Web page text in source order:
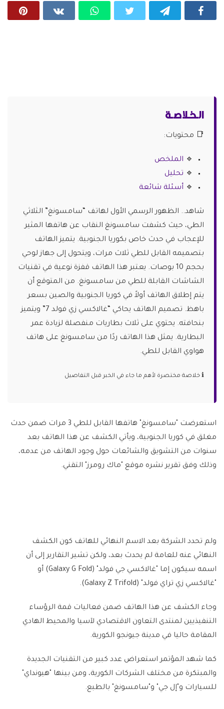
الـخـلاصـة
📑 محتويات:
🔹 الملخص
🔹 تحليل
🔹 أسئلة شائعة
شاهد.. الظهور الرسمي الأول لهاتف “سامسونغ” الثلاثي
الطي، حيث كشفت سامسونغ النقاب عن هاتفها المثير
للإعجاب في حدث خاص بكوريا الجنوبية. يتميز الهاتف
بتصميمه القابل للطي ثلاث مرات، ويتحول إلى جهاز لوحي
بحجم 10 بوصات. يعتبر هذا الهاتف قفزة نوعية في تقنيات
الشاشات القابلة للطي من سامسونغ. من المتوقع أن
يتم إطلاق الهاتف أولاً في كوريا الجنوبية والصين بسعر
باهظ. تصميم الهاتف يحاكي “غالاكسي زي فولد 7” ويتميز
بنحافته. يحتوي على ثلاث بطاريات منفصلة لزيادة عمر
البطارية. يمثل هذا الهاتف ردًا من سامسونغ على هاتف
هواوي القابل للطي.
ℹ️ خلاصة مختصرة لأهم ما جاء في الخبر قبل التفاصيل
استعرضت "سامسونغ" هاتفها القابل للطي 3 مرات ضمن حدث
مغلق في كوريا الجنوبية، ويأتي الكشف عن هذا الهاتف بعد
سنوات من التشويق والشائعات حول وجود الهاتف من عدمه،
وذلك وفق تقرير نشره موقع "ماك رومرز" التقني.
ولم تحدد الشركة بعد الاسم النهائي للهاتف كون الكشف
النهائي عنه للعامة لم يحدث بعد، ولكن تشير التقارير إلى أن
اسمه سيكون إما "غالاكسي جي فولد" (Galaxy G Fold) أو
"غالاكسي زي تراي فولد" (Galaxy Z Trifold).
وجاء الكشف عن هذا الهاتف ضمن فعاليات قمة الرؤساء
التنفيذيين لمنتدى التعاون الاقتصادي لآسيا والمحيط الهادي
المقامة حاليا في مدينة جيونجو الكورية.
كما شهد المؤتمر استعراض عدد كبير من التقنيات الجديدة
والمبتكرة من مختلف الشركات الكورية، ومن بينها "هيونداي"
للسيارات و"إل جي" و"سامسونغ" بالطبع.